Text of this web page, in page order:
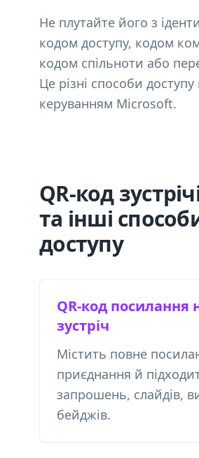
Не плутайте його з
кодом доступу, кодом
кодом спільноти або
Це різні способи доступу
керуванням Microsoft.
QR-код
та інші
доступу
QR-код посилання
зустріч
Містить повне
приєднання й
запрошень, слайдів,
бейджів.